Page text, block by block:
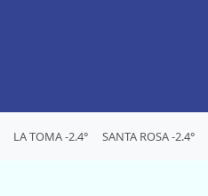
LA TOMA -2.4° SANTA ROSA -2.4°